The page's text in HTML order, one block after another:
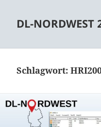
DL-NORDWEST
Schlagwort: